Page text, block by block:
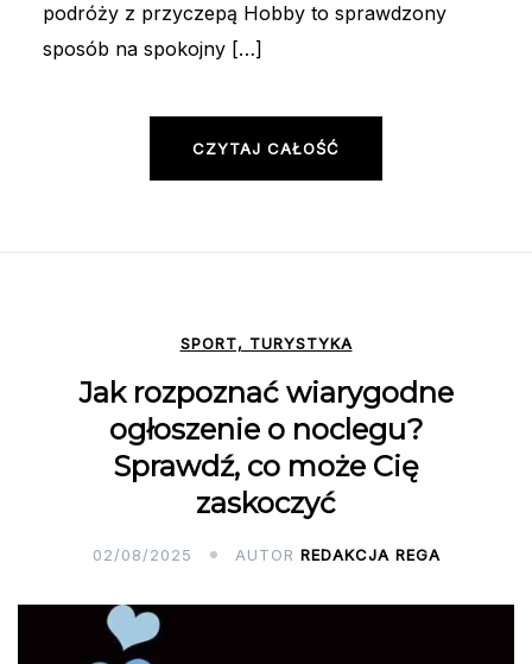
podróży z przyczepą Hobby to sprawdzony
sposób na spokojny […]
CZYTAJ CAŁOŚĆ
SPORT, TURYSTYKA
Jak rozpoznać wiarygodne
ogłoszenie o noclegu?
Sprawdź, co może Cię
zaskoczyć
02/08/2025 AUTOR REDAKCJA REGA